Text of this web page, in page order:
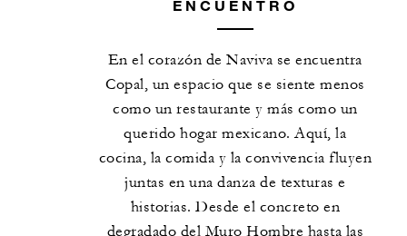
ENCUENTRO
En el corazón de Naviva se encuentra
Copal, un espacio que se siente menos
como un restaurante y más como un
querido hogar mexicano. Aquí, la
cocina, la comida y la convivencia fluyen
juntas en una danza de texturas e
historias. Desde el concreto en
degradado del Muro Hombre hasta las